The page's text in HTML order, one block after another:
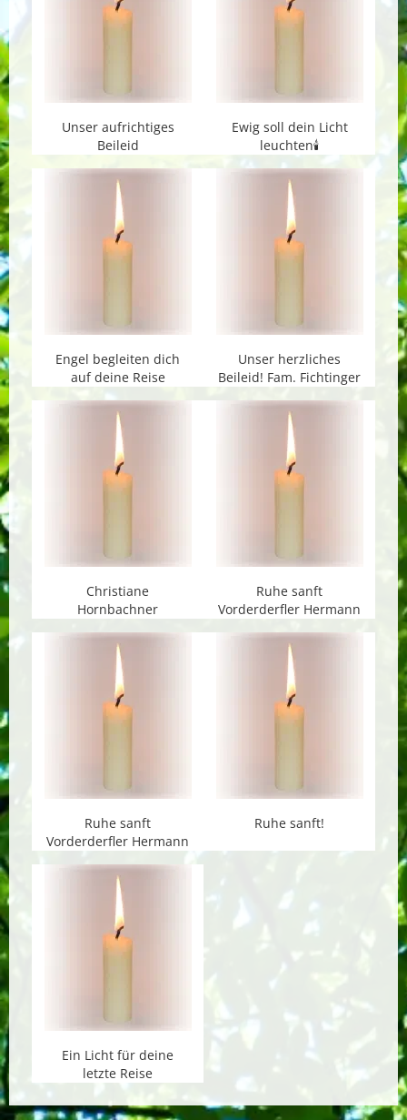
Unser aufrichtiges
Beileid
Ewig soll dein Licht
leuchten🕯️
Engel begleiten dich
auf deine Reise
Unser herzliches
Beileid! Fam. Fichtinger
Christiane
Hornbachner
Ruhe sanft
Vorderderfler Hermann
Ruhe sanft
Vorderderfler Hermann
Ruhe sanft!
Ein Licht für deine
letzte Reise